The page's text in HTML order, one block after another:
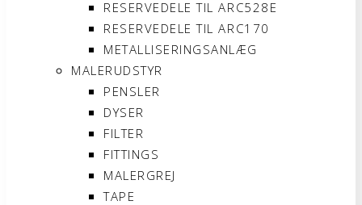
RESERVEDELE TIL ARC528E
RESERVEDELE TIL ARC170
METALLISERINGSANLÆG
MALERUDSTYR
PENSLER
DYSER
FILTER
FITTINGS
MALERGREJ
TAPE